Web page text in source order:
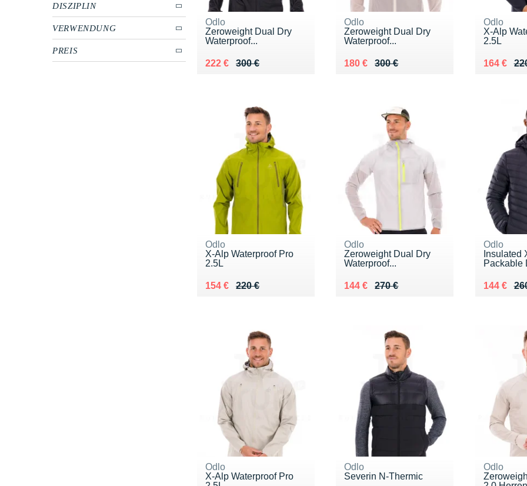
DISZIPLIN
VERWENDUNG
PREIS
Odlo
Zeroweight Dual Dry
Waterproof...
300 €
Au lieu de 300 €
222 €
Vendu 222 €
Odlo
Zeroweight Dual Dry
Waterproof...
300 €
Au lieu de 300 €
180 €
Vendu 180 €
Odlo
X-Alp
2.5L
Au lieu de
164 €
Vendu
Odlo
X-Alp Waterproof Pro
2.5L
220 €
Au lieu de 220 €
154 €
Vendu 154 €
Odlo
Zeroweight Dual Dry
Waterproof...
270 €
Au lieu de 270 €
144 €
Vendu 144 €
Odlo
Insulated
Packable
Au lieu de
144 €
Vendu
Odlo
X-Alp Waterproof Pro
Odlo
Severin N-Thermic
Odlo